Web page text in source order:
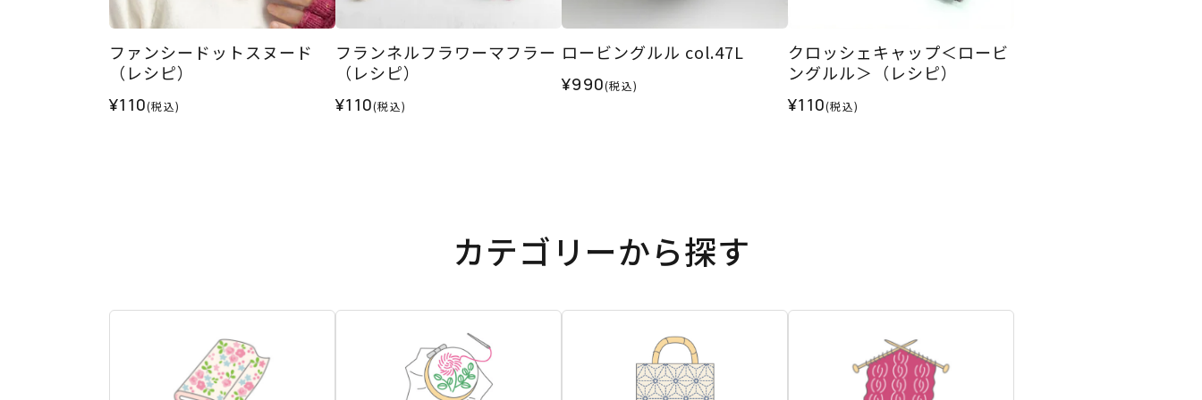
ファンシードットスヌード
（レシピ）
¥110(税込)
フランネルフラワーマフラー
（レシピ）
¥110(税込)
ロービングルル col.47L
¥990(税込)
クロッシェキャップ＜ロービ
ングルル＞（レシピ）
¥110(税込)
カテゴリーから探す